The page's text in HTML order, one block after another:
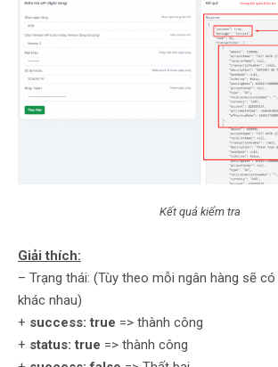
Kết quả kiểm tra
Giải thích:
– Trạng thái: (Tùy theo mỗi ngân hàng sẽ
khác nhau)
+ success: true => thành công
+ status: true => thành công